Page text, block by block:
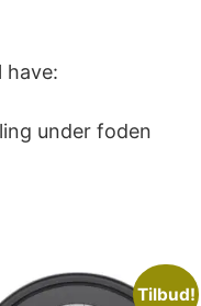
have:
under foden
Tilbud!